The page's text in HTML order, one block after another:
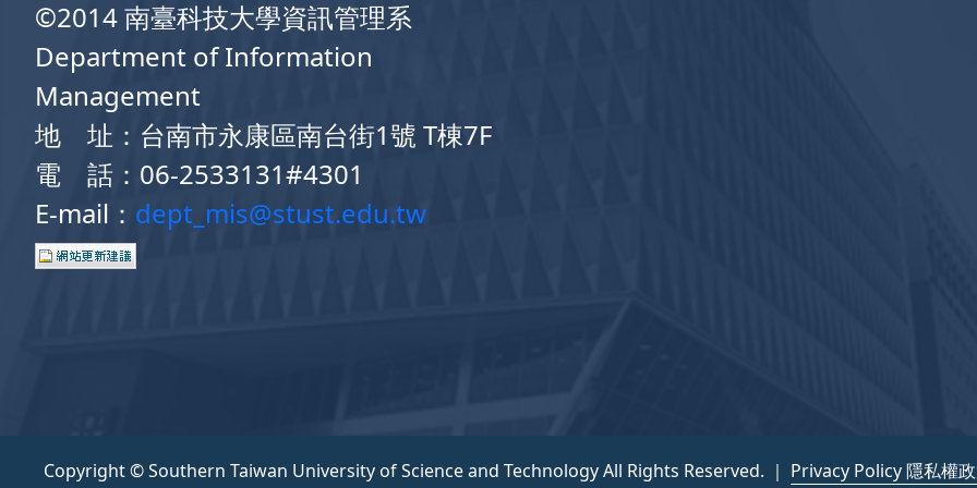
©2014 南臺科技大學資訊管理系
Department of Information
Management
地 址：台南市永康區南台街1號 T棟7F
電 話：06-2533131#4301
E-mail： dept_mis@stust.edu.tw
Copyright © Southern Taiwan University of Science and Technology All Rights Reserved. ｜ Privacy Policy 隱私權